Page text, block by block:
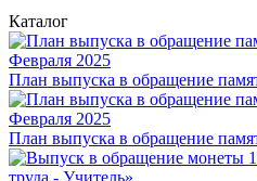
Каталог
Февраля 2025
План выпуска в обращение
Февраля 2025
План выпуска в обращение